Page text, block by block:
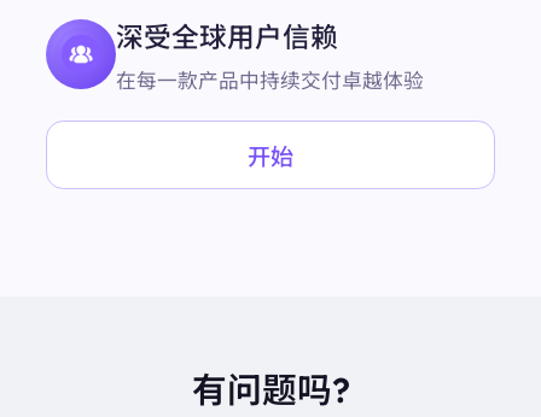
深受全球用户信赖
在每一款产品中持续交付卓越体验
开始
有问题吗?